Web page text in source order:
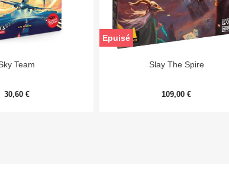
rapide
Team
30,60 €
Aperçu rapide
Slay The Spire
109,00 €
Epuisé